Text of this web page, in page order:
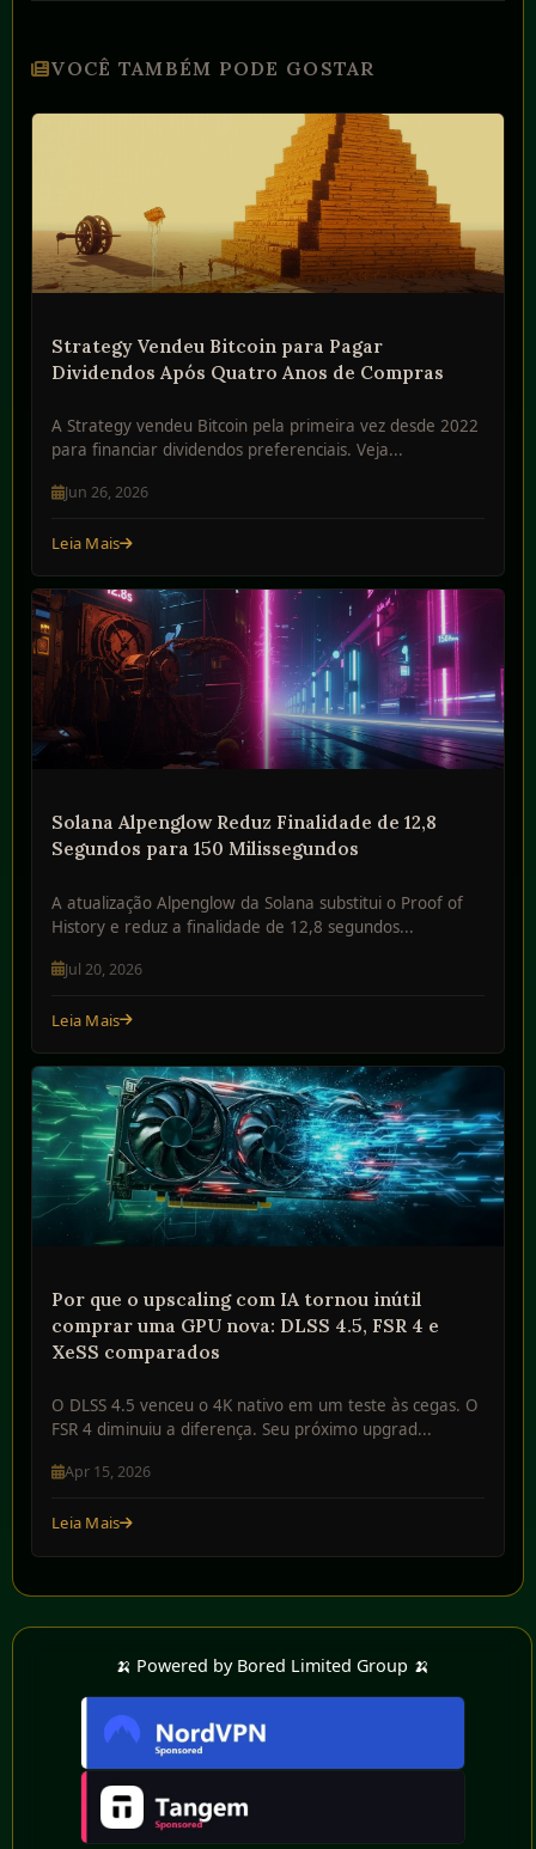
VOCÊ TAMBÉM PODE GOSTAR
Strategy Vendeu Bitcoin para Pagar
Dividendos Após Quatro Anos de Compras
A Strategy vendeu Bitcoin pela primeira vez desde 2022
para financiar dividendos preferenciais. Veja...
Jun 26, 2026
Leia Mais
Solana Alpenglow Reduz Finalidade de 12,8
Segundos para 150 Milissegundos
A atualização Alpenglow da Solana substitui o Proof of
History e reduz a finalidade de 12,8 segundos...
Jul 20, 2026
Leia Mais
Por que o upscaling com IA tornou inútil
comprar uma GPU nova: DLSS 4.5, FSR 4 e
XeSS comparados
O DLSS 4.5 venceu o 4K nativo em um teste às cegas. O
FSR 4 diminuiu a diferença. Seu próximo upgrad...
Apr 15, 2026
Leia Mais
🍌 Powered by Bored Limited Group 🍌